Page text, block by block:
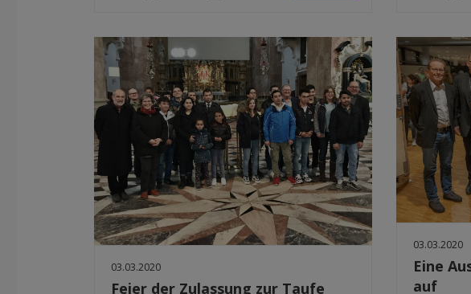
03.03.2020
Feier der Zulassung zur Taufe
03.03.2020
Eine
auf